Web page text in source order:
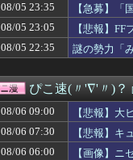
最近うちの地域の駅に鳩
【衝撃】JKの従姉妹が泊
【悲報】X民「男はほぼ
ウクライナの次は日本と
【速報】NHK職員が番組
【悲報】高市の被災地PV
【画像】中川翔子「猫は
【ウマ娘】ドイツと苫小
【遊戯王マスターデュエ
誰も言わないけど冷やし
08/05 23:35
【急募】「
08/05 23:05
【悲報】
08/05 22:35
謎の勢力「
ぴこ速(〃'∇'〃)？
08/06 09:00
【悲報】
08/06 07:30
【悲報】
ｗｗｗ
08/06 06:00
【画像】ニ